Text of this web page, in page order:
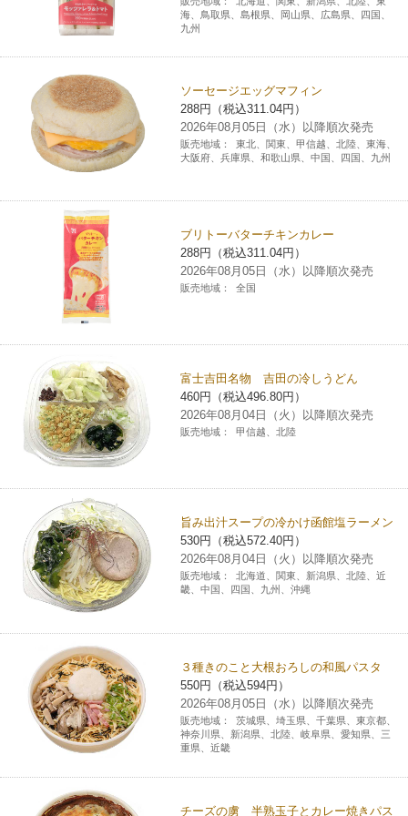
海、鳥取県、島根県、岡山県、広島県、四国、
九州
ソーセージエッグマフィン
288円（税込311.04円）
2026年08月05日（水）以降順次発売
販売地域：
東北、関東、甲信越、北陸、東海、
大阪府、兵庫県、和歌山県、中国、四国、九州
ブリトーバターチキンカレー
288円（税込311.04円）
2026年08月05日（水）以降順次発売
販売地域： 全国
富士吉田名物 吉田の冷しうどん
460円（税込496.80円）
2026年08月04日（火）以降順次発売
販売地域： 甲信越、北陸
旨み出汁スープの冷かけ函館塩ラーメン
530円（税込572.40円）
2026年08月04日（火）以降順次発売
販売地域：
北海道、関東、新潟県、北陸、近
畿、中国、四国、九州、沖縄
３種きのこと大根おろしの和風パスタ
550円（税込594円）
2026年08月05日（水）以降順次発売
販売地域：
茨城県、埼玉県、千葉県、東京都、
神奈川県、新潟県、北陸、岐阜県、愛知県、三
重県、近畿
チーズの虜 半熟玉子とカレー焼きパス